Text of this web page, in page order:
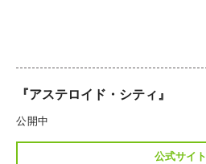
『アステロイド・シティ』
公開中
公式サイト